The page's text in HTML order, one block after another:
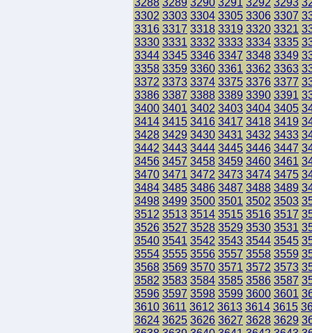
3302 3303 3304 3305 3306 3307
3316 3317 3318 3319 3320 3321
3330 3331 3332 3333 3334 3335
3344 3345 3346 3347 3348 3349
3358 3359 3360 3361 3362 3363
3372 3373 3374 3375 3376 3377
3386 3387 3388 3389 3390 3391
3400 3401 3402 3403 3404 3405
3414 3415 3416 3417 3418 3419
3428 3429 3430 3431 3432 3433
3442 3443 3444 3445 3446 3447
3456 3457 3458 3459 3460 3461
3470 3471 3472 3473 3474 3475
3484 3485 3486 3487 3488 3489
3498 3499 3500 3501 3502 3503
3512 3513 3514 3515 3516 3517
3526 3527 3528 3529 3530 3531
3540 3541 3542 3543 3544 3545
3554 3555 3556 3557 3558 3559
3568 3569 3570 3571 3572 3573
3582 3583 3584 3585 3586 3587
3596 3597 3598 3599 3600 3601
3610 3611 3612 3613 3614 3615
3624 3625 3626 3627 3628 3629